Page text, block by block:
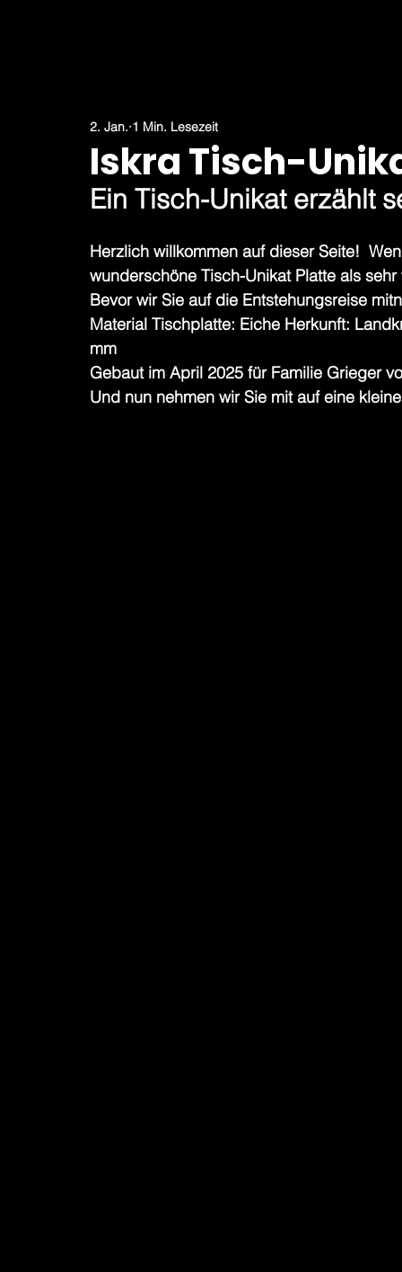
Iskra Tisch-
2. Jan. 1 Min. Lesezeit
Ein Tisch-Unikat erzählt
Herzlich willkommen auf dieser Seite!
wunderschöne Tisch-Unikat Platte als
Bevor wir Sie auf die Entstehungsreise
Material Tischplatte: Eiche Herkunft:
mm
Gebaut im April 2025 für Familie Grieger
Und nun nehmen wir Sie mit auf eine